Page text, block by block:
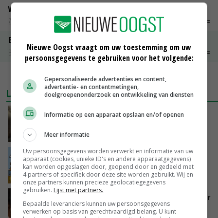
Weipoeder
Zuivel weekprijzen
€ 134,00
Boeren Gouda 12 kg
Boerenkaas
€ 6,05 € 0,00
MEER MARKTPRIJZEN
LAATSTE NIEUWS
‘Samenwerking A-ware en Amalthea gaat
GISTEREN, 16:01
Internationale vraag naar geitenzuivel blijft
groot: Nederland in Europese top
GISTEREN, 15:33
Vlaamse varkensstapel krimpt, pluimveesector
groeit door schaalvergroting
Nieuwe Oogst vraagt om uw toestemming om uw
persoonsgegevens te gebruiken voor het volgende:
Gepersonaliseerde advertenties en content,
advertentie- en contentmetingen,
doelgroepenonderzoek en ontwikkeling van diensten
Informatie op een apparaat opslaan en/of openen
Meer informatie
Uw persoonsgegevens worden verwerkt en informatie van uw
apparaat (cookies, unieke ID's en andere apparaatgegevens)
kan worden opgeslagen door, geopend door en gedeeld met
4 partners of specifiek door deze site worden gebruikt. Wij en
onze partners kunnen precieze geolocatiegegevens
gebruiken. Lijst met partners.
Bepaalde leveranciers kunnen uw persoonsgegevens
verwerken op basis van gerechtvaardigd belang. U kunt